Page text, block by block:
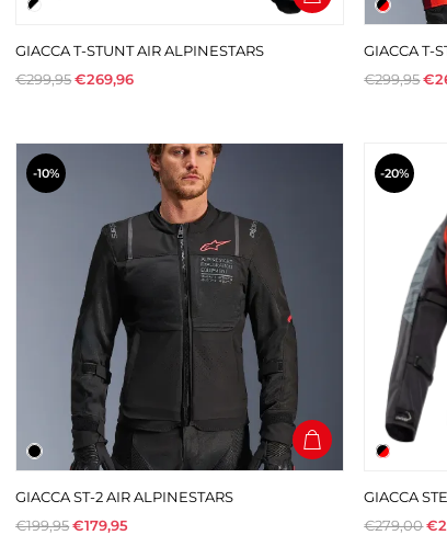
GIACCA T-STUNT AIR ALPINESTARS
€299,95€269,96
GIACCA T-
€299,95
-10%
GIACCA ST-2 AIR ALPINESTARS
€199,95€179,95
-20%
GIACCA
€279,00